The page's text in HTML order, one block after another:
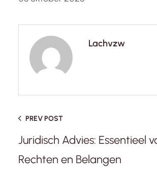
Lachvzw
PREV POST
Juridisch Advies: Essentieel
Rechten en Belangen